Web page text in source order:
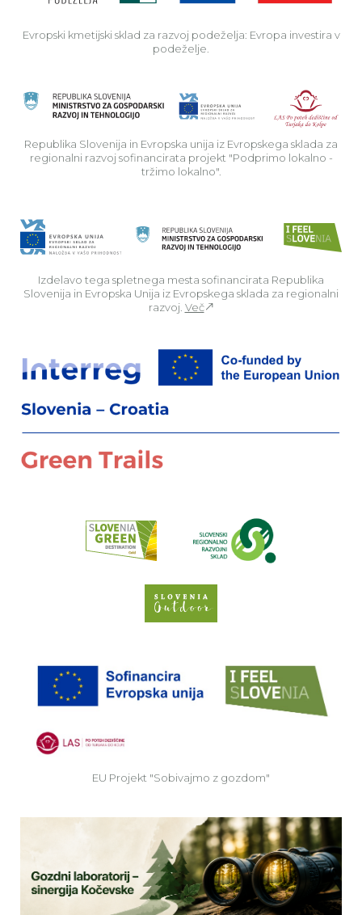
Evropski kmetijski sklad za razvoj podeželja: Evropa investira v
podeželje.
Republika Slovenija in Evropska unija iz Evropskega sklada za
regionalni razvoj sofinancirata projekt "Podprimo lokalno -
tržimo lokalno".
Izdelavo tega spletnega mesta sofinancirata Republika
Slovenija in Evropska Unija iz Evropskega sklada za regionalni
razvoj. Več
EU Projekt "Sobivajmo z gozdom"